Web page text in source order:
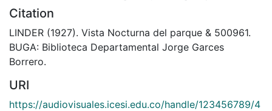
Citation
LINDER (1927). Vista Nocturna del parque & 500961.
BUGA: Biblioteca Departamental Jorge Garces
Borrero.
URI
https://audiovisuales.icesi.edu.co/handle/123456789/4